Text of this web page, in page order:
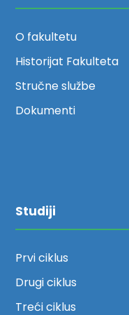
O fakultetu
Historijat Fakulteta
Stručne službe
Dokumenti
Studiji
Prvi ciklus
Drugi ciklus
Treći ciklus